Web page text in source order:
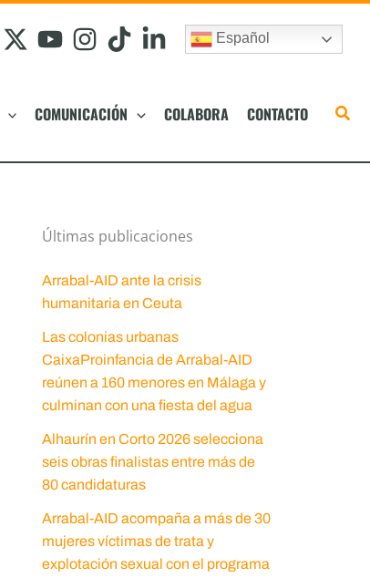
Español
COMUNICACIÓN COLABORA CONTACTO
Últimas publicaciones
Arrabal-AID ante la crisis
humanitaria en Ceuta
Las colonias urbanas
CaixaProinfancia de Arrabal-AID
reúnen a 160 menores en Málaga y
culminan con una fiesta del agua
Alhaurín en Corto 2026 selecciona
seis obras finalistas entre más de
80 candidaturas
Arrabal-AID acompaña a más de 30
mujeres víctimas de trata y
explotación sexual con el programa